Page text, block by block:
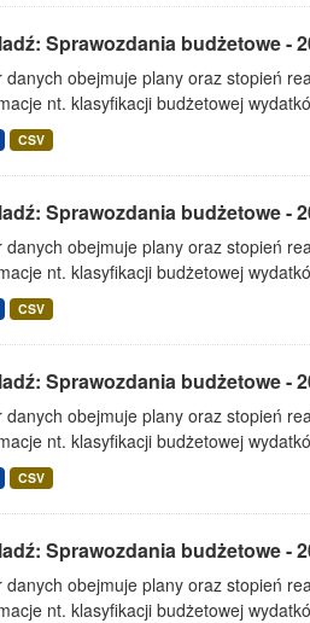
Sprawozdania budżetowe -
danych obejmuje plany oraz stopień
nt. klasyfikacji budżetowej
CSV
Sprawozdania budżetowe -
danych obejmuje plany oraz stopień
nt. klasyfikacji budżetowej
CSV
Sprawozdania budżetowe -
danych obejmuje plany oraz stopień
nt. klasyfikacji budżetowej
CSV
Sprawozdania budżetowe -
danych obejmuje plany oraz stopień
nt. klasyfikacji budżetowej